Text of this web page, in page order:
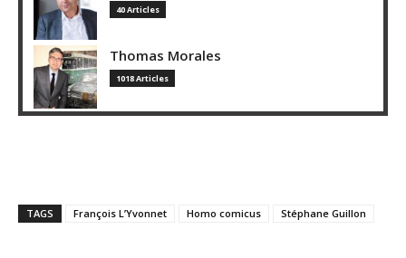
40 Articles
Thomas Morales
1018 Articles
TAGS François L’Yvonnet Homo comicus Stéphane Guillon